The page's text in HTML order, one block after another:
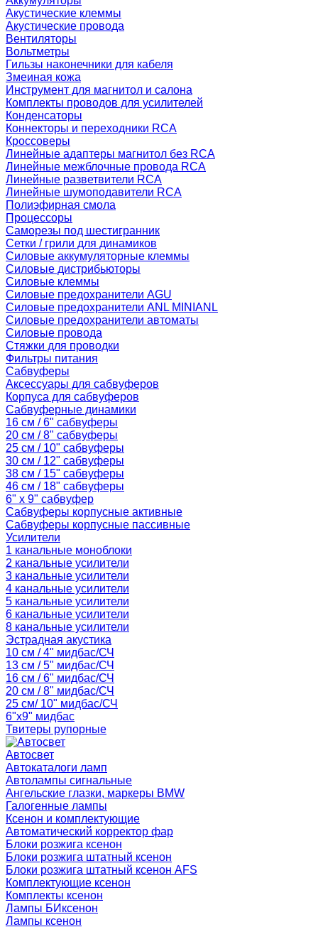
Акустические клеммы
Акустические провода
Вентиляторы
Вольтметры
Гильзы наконечники для кабеля
Змеиная кожа
Инструмент для магнитол и салона
Комплекты проводов для усилителей
Конденсаторы
Коннекторы и переходники RCA
Кроссоверы
Линейные адаптеры магнитол без RCA
Линейные межблочные провода RCA
Линейные разветвители RCA
Линейные шумоподавители RCA
Полиэфирная смола
Процессоры
Саморезы под шестигранник
Сетки / грили для динамиков
Силовые аккумуляторные клеммы
Силовые дистрибьюторы
Силовые клеммы
Силовые предохранители AGU
Силовые предохранители ANL MINIANL
Силовые предохранители автоматы
Силовые провода
Стяжки для проводки
Фильтры питания
Сабвуферы
Аксессуары для сабвуферов
Корпуса для сабвуферов
Сабвуферные динамики
16 см / 6" сабвуферы
20 см / 8" сабвуферы
25 см / 10" сабвуферы
30 см / 12" сабвуферы
38 см / 15" сабвуферы
46 см / 18" сабвуферы
6" x 9" сабвуфер
Сабвуферы корпусные активные
Сабвуферы корпусные пассивные
Усилители
1 канальные моноблоки
2 канальные усилители
3 канальные усилители
4 канальные усилители
5 канальные усилители
6 канальные усилители
8 канальные усилители
Эстрадная акустика
10 см / 4" мидбас/СЧ
13 см / 5" мидбас/СЧ
16 см / 6" мидбас/СЧ
20 см / 8" мидбас/СЧ
25 см/ 10" мидбас/СЧ
6"x9" мидбас
Твитеры рупорные
Автосвет
Автокаталоги ламп
Автолампы сигнальные
Ангельские глазки, маркеры BMW
Галогенные лампы
Ксенон и комплектующие
Автоматический корректор фар
Блоки розжига ксенон
Блоки розжига штатный ксенон
Блоки розжига штатный ксенон AFS
Комплектующие ксенон
Комплекты ксенон
Лампы БИксенон
Лампы ксенон